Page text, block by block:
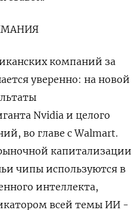
компаний за
уверенно: на новой
Nvidia и целого
во главе с Walmart.
капитализации
чипы используются в
интеллекта,
всей темы ИИ -